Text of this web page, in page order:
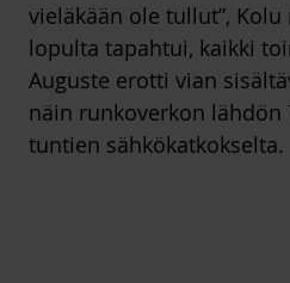
vieläkään ole tullut”,
lopulta tapahtui, kaikki
Auguste erotti vian
näin runkoverkon lähdön
tuntien sähkökatkokselta.